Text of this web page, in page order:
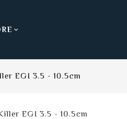
EGI 3.5 - 10.5cm
EGI 3.5 - 10.5cm